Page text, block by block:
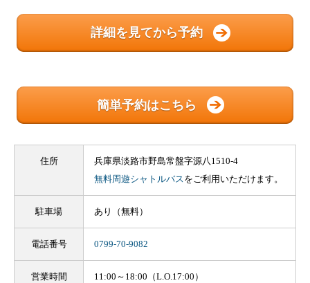
詳細を見てから予約
簡単予約はこちら
住所
兵庫県淡路市野島常盤字源八1510-4
無料周遊シャトルバスをご利用いただけます。
駐車場 あり（無料）
電話番号 0799-70-9082
営業時間 11:00～18:00（L.O.17:00）